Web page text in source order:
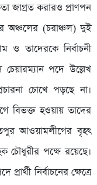
জাগ্রত করারও প্রাণপন
অঞ্চলের (চরাঞ্চল) দুই
ও তাদেরকে নির্বাচনী
পদে উল্লেখ
চোখে পড়ছে না।
বিভক্ত হওয়ায় তাদের
আওয়ামলীগের বৃহৎ
চৌধুরীর পক্ষে রয়েছে।
নির্বাচনের ক্ষেত্রে